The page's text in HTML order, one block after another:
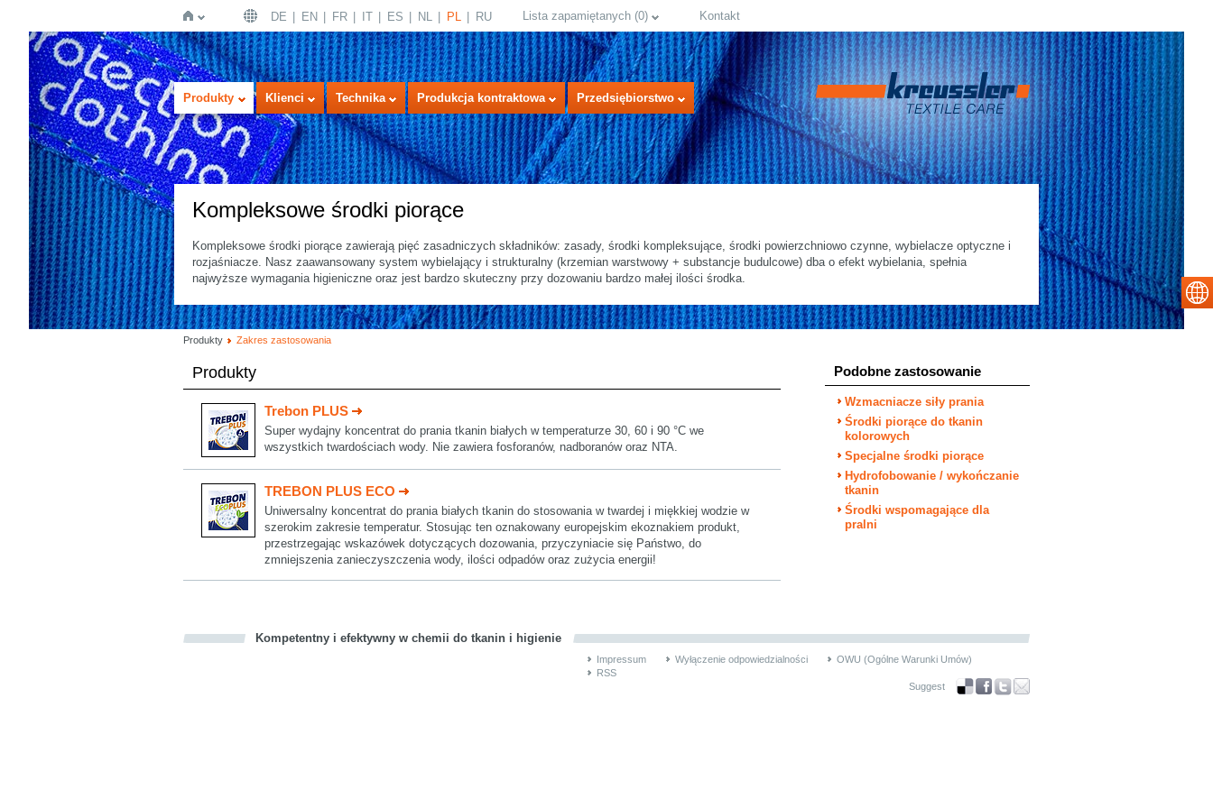
Strona
główna
DE EN FR IT ES NL PL RU Lista zapamiętanych (0) Kontakt
Produkty Klienci Technika Produkcja kontraktowa Przedsiębiorstwo
Kompleksowe środki piorące
Kompleksowe środki piorące zawierają pięć zasadniczych składników: zasady, środki kompleksujące, środki powierzchniowo czynne, wybielacze optyczne i
rozjaśniacze. Nasz zaawansowany system wybielający i strukturalny (krzemian warstwowy + substancje budulcowe) dba o efekt wybielania, spełnia
najwyższe wymagania higieniczne oraz jest bardzo skuteczny przy dozowaniu bardzo małej ilości środka.
Produkty Zakres zastosowania
Produkty
Trebon PLUS
Super wydajny koncentrat do prania tkanin białych w temperaturze 30, 60 i 90 °C we
wszystkich twardościach wody. Nie zawiera fosforanów, nadboranów oraz NTA.
TREBON PLUS ECO
Uniwersalny koncentrat do prania białych tkanin do stosowania w twardej i miękkiej wodzie w
szerokim zakresie temperatur. Stosując ten oznakowany europejskim ekoznakiem produkt,
przestrzegając wskazówek dotyczących dozowania, przyczyniacie się Państwo, do
zmniejszenia zanieczyszczenia wody, ilości odpadów oraz zużycia energii!
Podobne zastosowanie
Wzmacniacze siły prania
Środki piorące do tkanin
kolorowych
Specjalne środki piorące
Hydrofobowanie / wykończanie
tkanin
Środki wspomagające dla
pralni
Kompetentny i efektywny w chemii do tkanin i higienie
Impressum Wyłączenie odpowiedzialności
OWU (Ogólne Warunki Umów)
RSS
Suggest
select language